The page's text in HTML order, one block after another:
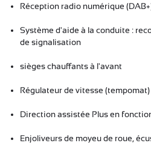
Réception radio numérique
Système d'aide à la conduite :
de signalisation
sièges chauffants à l'avant
Régulateur de vitesse (tempomat)
Direction assistée Plus en
Enjoliveurs de moyeu de roue,